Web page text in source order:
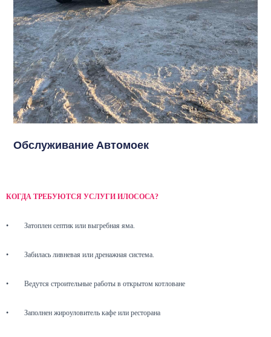
Обслуживание Автомоек
КОГДА ТРЕБУЮТСЯ УСЛУГИ ИЛОСОСА?
• Затоплен септик или выгребная яма.
• Забилась ливневая или дренажная система.
• Ведутся строительные работы в открытом котловане
• Заполнен жироуловитель кафе или ресторана